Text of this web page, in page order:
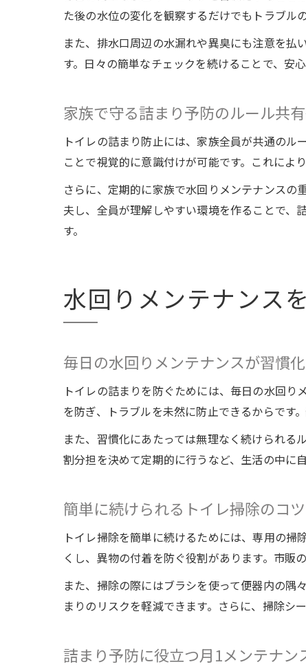
た後の水位の変化を観察するだけでもトラブル
また、排水口周辺の水漏れや異臭にも注意を
す。日々の簡単なチェックを続けることで、安
家族で守る詰まり予防のルール共
トイレの詰まり防止には、家族全員が共通の
ことで視覚的に意識付けが可能です。これによ
さらに、定期的に家族で水回りメンテナンスの
夫し、全員が理解しやすい環境を作ることで、
す。
水回りメンテナンス
毎日の水回りメンテナンスが習慣
トイレの詰まりを防ぐためには、毎日の水回
を防ぎ、トラブルを未然に防止できるからです
また、習慣化にあたっては無理なく続けられ
割分担を決めて定期的に行うなど、生活の中に
簡単に続けられるトイレ掃除のコ
トイレ掃除を簡単に続けるためには、専用の
くし、異物の付着を防ぐ役割があります。市販
また、掃除の際にはブラシを使って便器内の
まりのリスクを軽減できます。さらに、掃除シ
詰まり予防に役立つ月1メンテナン